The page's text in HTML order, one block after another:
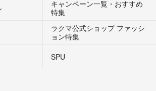
キャンペーン一覧・おすすめ
特集
ラクマ公式ショップ ファッシ
ョン特集
SPU